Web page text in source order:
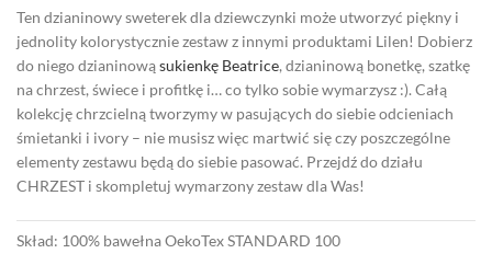
Ten dzianinowy sweterek dla dziewczynki może utworzyć piękny i
jednolity kolorystycznie zestaw z innymi produktami Lilen! Dobierz
do niego dzianinowąsukienkę Beatrice, dzianinową bonetkę, szatkę
na chrzest, świece i profitkę i… co tylko sobie wymarzysz :). Całą
kolekcję chrzcielną tworzymy w pasujących do siebie odcieniach
śmietanki i ivory – nie musisz więc martwić się czy poszczególne
elementy zestawu będą do siebie pasować. Przejdź do działu
CHRZEST i skompletuj wymarzony zestaw dla Was!
Skład: 100% bawełna OekoTex STANDARD 100